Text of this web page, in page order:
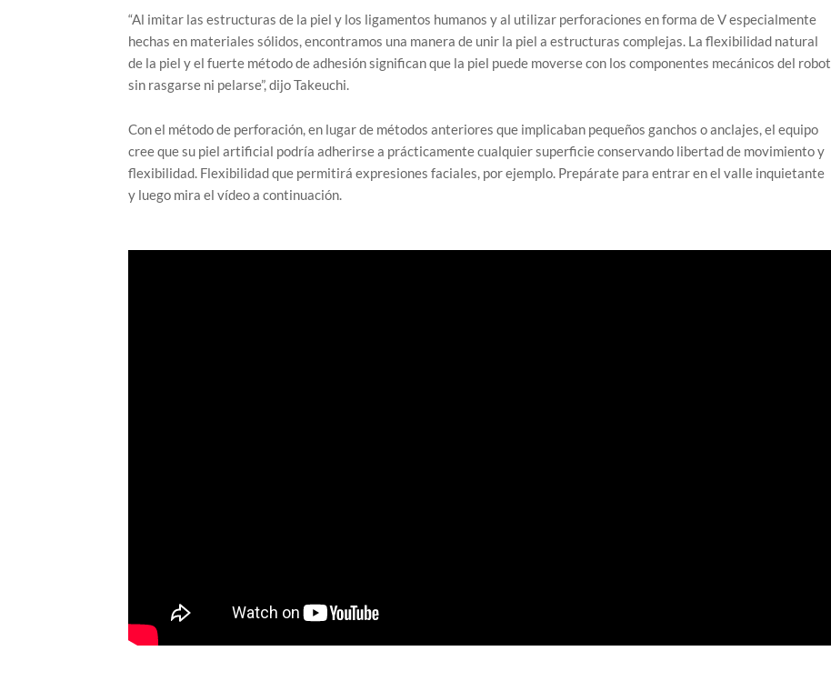
“Al imitar las estructuras de la piel y los ligamentos humanos y al utilizar perforaciones en forma de V especialmente
hechas en materiales sólidos, encontramos una manera de unir la piel a estructuras complejas. La flexibilidad natural
de la piel y el fuerte método de adhesión significan que la piel puede moverse con los componentes mecánicos del robot
sin rasgarse ni pelarse”, dijo Takeuchi.
Con el método de perforación, en lugar de métodos anteriores que implicaban pequeños ganchos o anclajes, el equipo
cree que su piel artificial podría adherirse a prácticamente cualquier superficie conservando libertad de movimiento y
flexibilidad. Flexibilidad que permitirá expresiones faciales, por ejemplo. Prepárate para entrar en el valle inquietante
y luego mira el vídeo a continuación.